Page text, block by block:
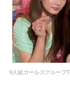
9人組ガールズグループ